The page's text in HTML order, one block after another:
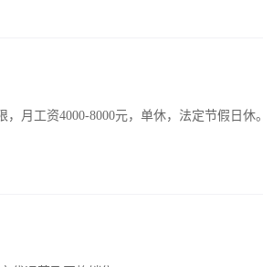
，月工资4000-8000元，单休，法定节假日休。